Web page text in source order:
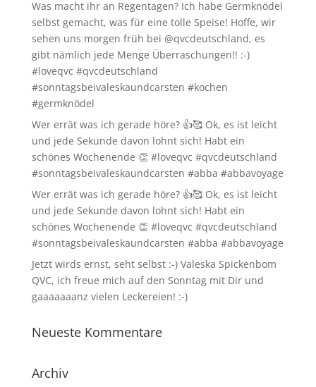
Was macht ihr an Regentagen? Ich habe Germknödel
selbst gemacht, was für eine tolle Speise! Hoffe, wir
sehen uns morgen früh bei @qvcdeutschland, es
gibt nämlich jede Menge Überraschungen!! :-)
#loveqvc #qvcdeutschland
#sonntagsbeivaleskaundcarsten #kochen
#germknödel
Wer errät was ich gerade höre? 👍🥰 Ok, es ist leicht
und jede Sekunde davon lohnt sich! Habt ein
schönes Wochenende 👏 #loveqvc #qvcdeutschland
#sonntagsbeivaleskaundcarsten #abba #abbavoyage
Wer errät was ich gerade höre? 👍🥰 Ok, es ist leicht
und jede Sekunde davon lohnt sich! Habt ein
schönes Wochenende 👏 #loveqvc #qvcdeutschland
#sonntagsbeivaleskaundcarsten #abba #abbavoyage
Jetzt wirds ernst, seht selbst :-) Valeska Spickenbom
QVC, ich freue mich auf den Sonntag mit Dir und
gaaaaaaanz vielen Leckereien! :-)
Neueste Kommentare
Archiv